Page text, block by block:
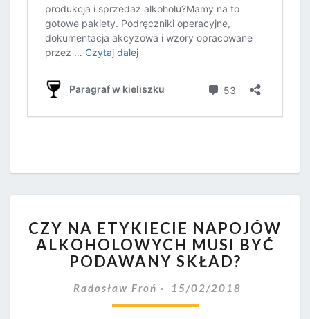
NA
ETYKIECIE
NAPOJÓW
MUSI
BYĆ
CZY NA ETYKIECIE NAPOJÓW
ALKOHOLOWYCH MUSI BYĆ
PODAWANY SKŁAD?
Radosław Froń 15/02/2018